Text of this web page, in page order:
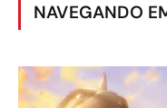
NAVEGANDO